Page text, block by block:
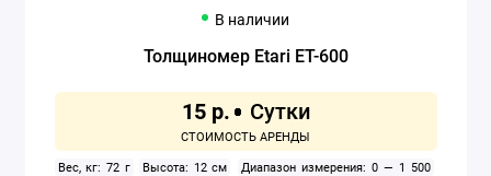
В наличии
Толщиномер Etari ET-600
15 р.
Вес, кг: 72 г Высота: 12 см
Диапазон измерения: 0 — 1 500